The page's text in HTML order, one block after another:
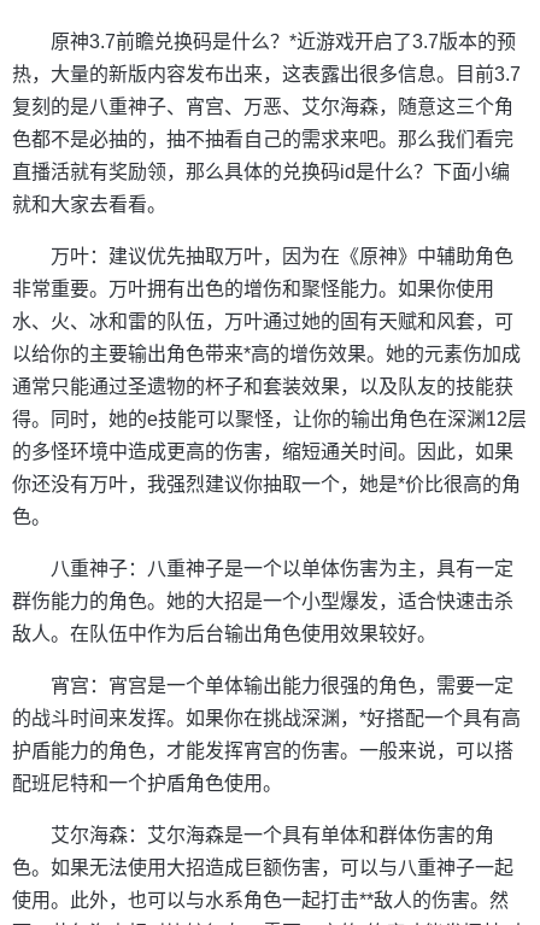
原神3.7前瞻兑换码是什么？*近游戏开启了3.7版本的预
热，大量的新版内容发布出来，这表露出很多信息。目前3.7
复刻的是八重神子、宵宫、万恶、艾尔海森，随意这三个角
色都不是必抽的，抽不抽看自己的需求来吧。那么我们看完
直播活就有奖励领，那么具体的兑换码id是什么？下面小编
就和大家去看看。
万叶：建议优先抽取万叶，因为在《原神》中辅助角色
非常重要。万叶拥有出色的增伤和聚怪能力。如果你使用
水、火、冰和雷的队伍，万叶通过她的固有天赋和风套，可
以给你的主要输出角色带来*高的增伤效果。她的元素伤加成
通常只能通过圣遗物的杯子和套装效果，以及队友的技能获
得。同时，她的e技能可以聚怪，让你的输出角色在深渊12层
的多怪环境中造成更高的伤害，缩短通关时间。因此，如果
你还没有万叶，我强烈建议你抽取一个，她是*价比很高的角
色。
八重神子：八重神子是一个以单体伤害为主，具有一定
群伤能力的角色。她的大招是一个小型爆发，适合快速击杀
敌人。在队伍中作为后台输出角色使用效果较好。
宵宫：宵宫是一个单体输出能力很强的角色，需要一定
的战斗时间来发挥。如果你在挑战深渊，*好搭配一个具有高
护盾能力的角色，才能发挥宵宫的伤害。一般来说，可以搭
配班尼特和一个护盾角色使用。
艾尔海森：艾尔海森是一个具有单体和群体伤害的角
色。如果无法使用大招造成巨额伤害，可以与八重神子一起
使用。此外，也可以与水系角色一起打击**敌人的伤害。然